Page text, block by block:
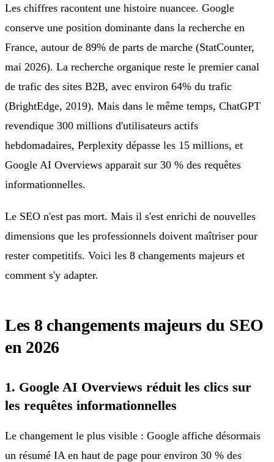
Les chiffres racontent une histoire nuancee. Google
conserve une position dominante dans la recherche en
France, autour de 89% de parts de marche (StatCounter,
mai 2026). La recherche organique reste le premier canal
de trafic des sites B2B, avec environ 64% du trafic
(BrightEdge, 2019). Mais dans le même temps, ChatGPT
revendique 300 millions d'utilisateurs actifs
hebdomadaires, Perplexity dépasse les 15 millions, et
Google AI Overviews apparait sur 30 % des requêtes
informationnelles.
Le SEO n'est pas mort. Mais il s'est enrichi de nouvelles
dimensions que les professionnels doivent maîtriser pour
rester competitifs. Voici les 8 changements majeurs et
comment s'y adapter.
Les 8 changements majeurs du SEO
en 2026
1. Google AI Overviews réduit les clics sur
les requêtes informationnelles
Le changement le plus visible : Google affiche désormais
un résumé IA en haut de page pour environ 30 % des